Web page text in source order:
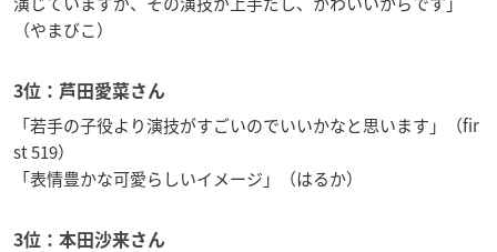
（やまびこ）
3位：芦田愛菜さん
「若手の子役より演技がすごいのでいいかなと思います」（fir
st 519）
「表情豊かな可愛らしいイメージ」（はるか）
3位：本田沙来さん